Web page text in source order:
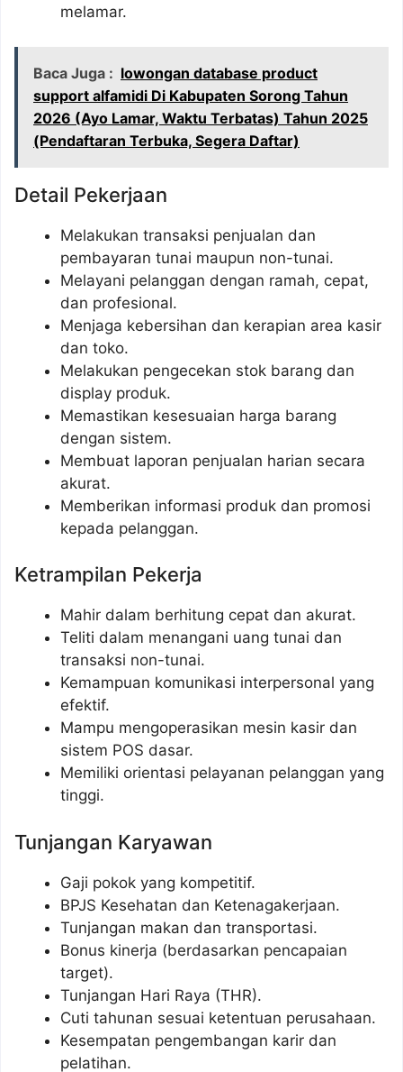
melamar.
Baca Juga : lowongan database product
support alfamidi Di Kabupaten Sorong Tahun
2026 (Ayo Lamar, Waktu Terbatas) Tahun 2025
(Pendaftaran Terbuka, Segera Daftar)
Detail Pekerjaan
Melakukan transaksi penjualan dan
pembayaran tunai maupun non-tunai.
Melayani pelanggan dengan ramah, cepat,
dan profesional.
Menjaga kebersihan dan kerapian area kasir
dan toko.
Melakukan pengecekan stok barang dan
display produk.
Memastikan kesesuaian harga barang
dengan sistem.
Membuat laporan penjualan harian secara
akurat.
Memberikan informasi produk dan promosi
kepada pelanggan.
Ketrampilan Pekerja
Mahir dalam berhitung cepat dan akurat.
Teliti dalam menangani uang tunai dan
transaksi non-tunai.
Kemampuan komunikasi interpersonal yang
efektif.
Mampu mengoperasikan mesin kasir dan
sistem POS dasar.
Memiliki orientasi pelayanan pelanggan yang
tinggi.
Tunjangan Karyawan
Gaji pokok yang kompetitif.
BPJS Kesehatan dan Ketenagakerjaan.
Tunjangan makan dan transportasi.
Bonus kinerja (berdasarkan pencapaian
target).
Tunjangan Hari Raya (THR).
Cuti tahunan sesuai ketentuan perusahaan.
Kesempatan pengembangan karir dan
pelatihan.